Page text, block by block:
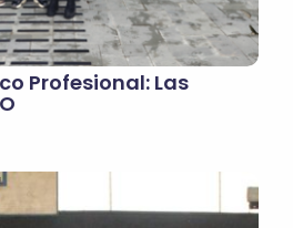
Profesional: Las